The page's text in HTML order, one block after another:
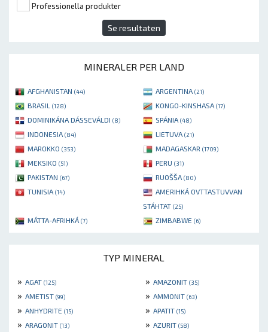
Professionella produkter
Se resultaten
MINERALER PER LAND
AFGHANISTAN (44) ARGENTINA (21)
BRASIL (128) KONGO-KINSHASA (17)
DOMINIKÁNA DÁSSEVÁLDI (8) SPÁNIA (48)
INDONESIA (84) LIETUVA (21)
MAROKKO (353) MADAGASKAR (1709)
MEKSIKO (51) PERU (31)
PAKISTAN (67) RUOŠŠA (80)
TUNISIA (14)
AMERIHKÁ OVTTASTUVVAN
STÁHTAT (25)
MÁTTA-AFRIHKÁ (7) ZIMBABWE (6)
TYP MINERAL
» AGAT (125) » AMAZONIT (35)
» AMETIST (99) » AMMONIT (63)
» ANHYDRITE (15) » APATIT (15)
» ARAGONIT (13) » AZURIT (58)